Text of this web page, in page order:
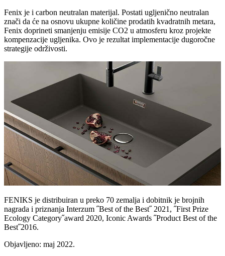
Fenix je i carbon neutralan materijal. Postati ugljenično neutralan
znači da će na osnovu ukupne količine prodatih kvadratnih metara,
Fenix doprineti smanjenju emisije CO2 u atmosferu kroz projekte
kompenzacije ugljenika. Ovo je rezultat implementacije dugoročne
strategije održivosti.
FENIKS je distribuiran u preko 70 zemalja i dobitnik je brojnih
nagrada i priznanja Interzum ˝Best of the Best˝ 2021, ˝First Prize
Ecology Category˝award 2020, Iconic Awards ˝Product Best of the
Best˝2016.
Objavljeno: maj 2022.